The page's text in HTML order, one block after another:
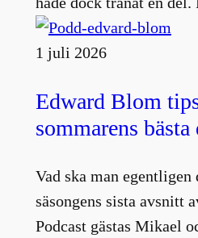
1 juli 2026
Edward Blom
sommarens
Vad ska man
säsongens sista avsnitt
Podcast gästas Mikael